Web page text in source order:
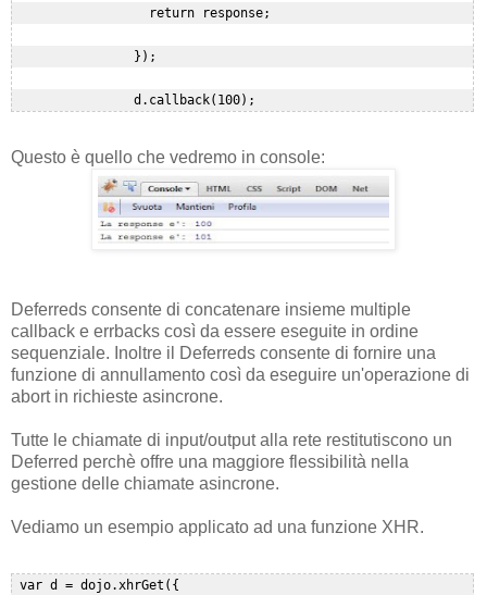
                  return response;
                });
Questo è quello che vedremo in console:
Deferreds consente di concatenare insieme multiple
callback e errbacks così da essere eseguite in ordine
sequenziale. Inoltre il Deferreds consente di fornire una
funzione di annullamento così da eseguire un'operazione di
abort in richieste asincrone.
Tutte le chiamate di input/output alla rete restitutiscono un
Deferred perchè offre una maggiore flessibilità nella
gestione delle chiamate asincrone.
Vediamo un esempio applicato ad una funzione XHR.
var d = dojo.xhrGet({